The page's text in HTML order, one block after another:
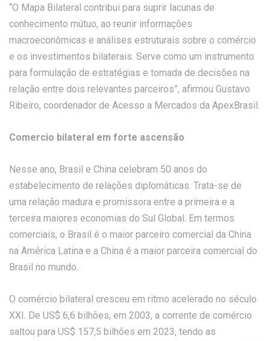
“O Mapa Bilateral contribui para suprir lacunas de
conhecimento mútuo, ao reunir informações
macroeconômicas e análises estruturais sobre o comércio
e os investimentos bilaterais. Serve como um instrumento
para formulação de estratégias e tomada de decisões na
relação entre dois relevantes parceiros”, afirmou Gustavo
Ribeiro, coordenador de Acesso a Mercados da ApexBrasil.
Comercio bilateral em forte ascensão
Nesse ano, Brasil e China celebram 50 anos do
estabelecimento de relações diplomáticas. Trata-se de
uma relação madura e promissora entre a primeira e a
terceira maiores economias do Sul Global. Em termos
comerciais, o Brasil é o maior parceiro comercial da China
na América Latina e a China é a maior parceira comercial do
Brasil no mundo.
O comércio bilateral cresceu em ritmo acelerado no século
XXI. De US$ 6,6 bilhões, em 2003, a corrente de comércio
saltou para US$ 157,5 bilhões em 2023, tendo as